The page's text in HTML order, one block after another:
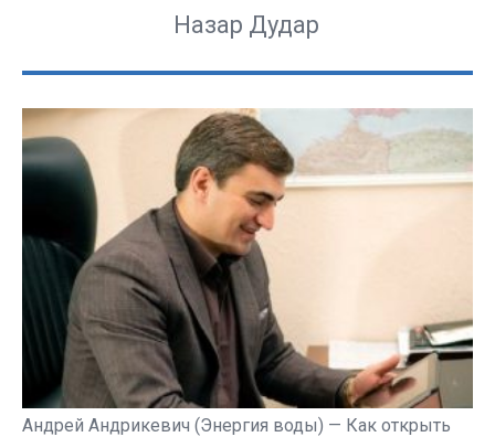
Назар Дудар
Андрей Андрикевич (Энергия воды) — Как открыть